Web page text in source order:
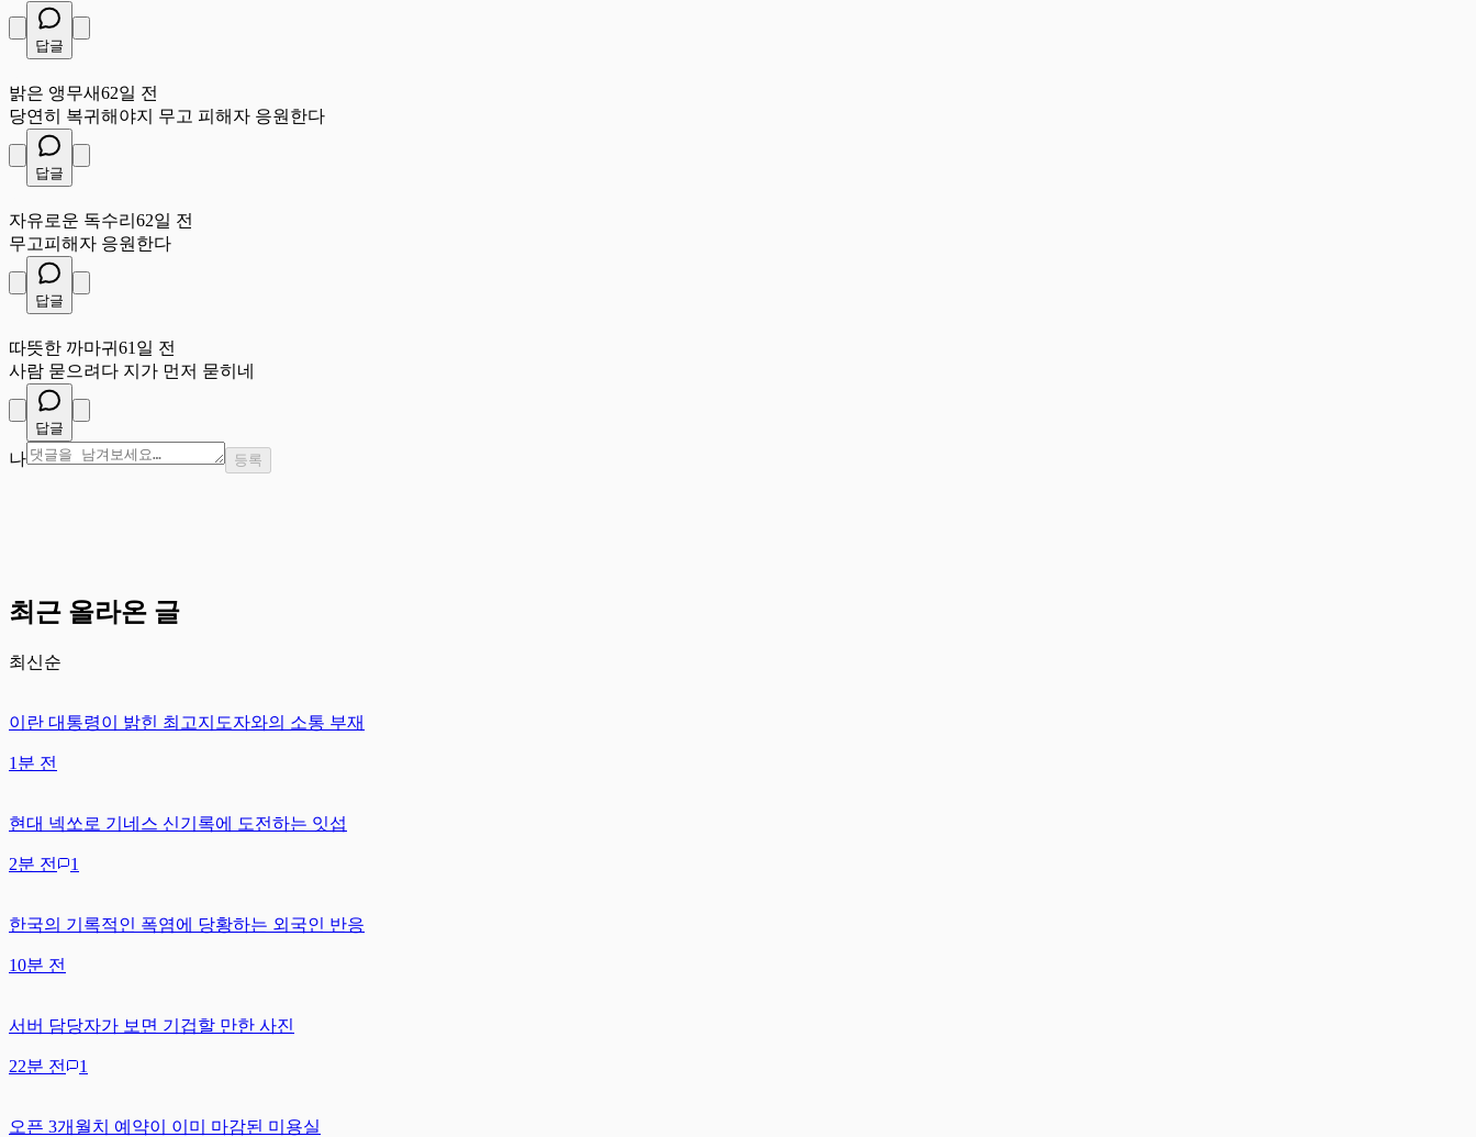
답글
밝은 앵무새62일 전
당연히 복귀해야지 무고 피해자 응원한다
답글
자유로운 독수리 62일 전
무고피해자 응원한다
답글
따뜻한 까마귀 61일 전
사람 묻으려다 지가 먼저 묻히네
답글
나 등록
최근 올라온 글
최신순
이란 대통령이 밝힌 최고지도자와의 소통 부재
1분 전
현대 넥쏘로 기네스 신기록에 도전하는 잇섭
2분 전 1
한국의 기록적인 폭염에 당황하는 외국인 반응
10분 전
서버 담당자가 보면 기겁할 만한 사진
22분 전 1
오픈 3개월치 예약이 이미 마감된 미용실